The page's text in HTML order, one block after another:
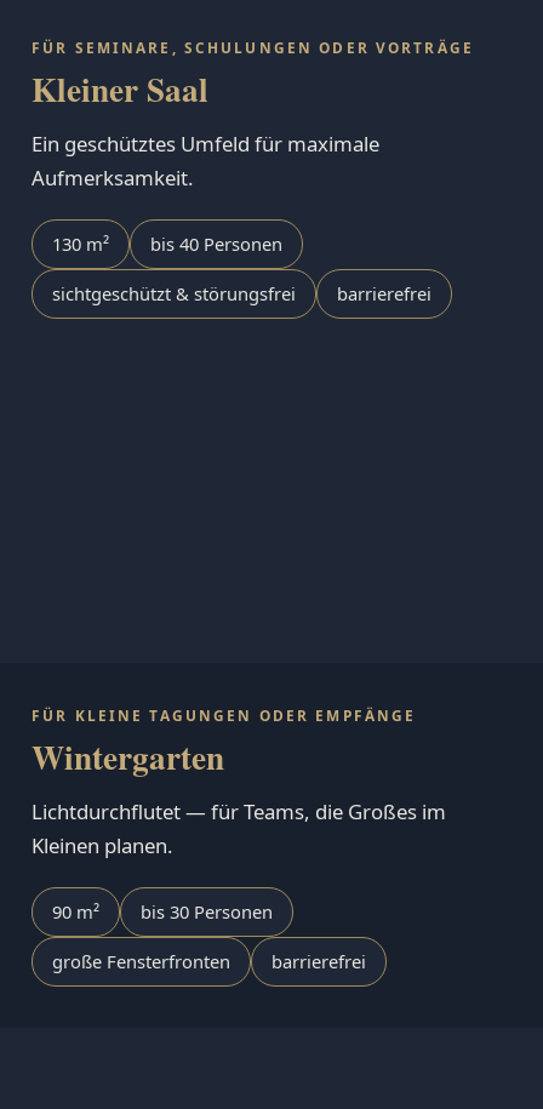
FÜR SEMINARE, SCHULUNGEN ODER VORTRÄGE
Kleiner Saal
Ein geschütztes Umfeld für maximale
Aufmerksamkeit.
130 m² bis 40 Personen
sichtgeschützt & störungsfrei barrierefrei
FÜR KLEINE TAGUNGEN ODER EMPFÄNGE
Wintergarten
Lichtdurchflutet — für Teams, die Großes im
Kleinen planen.
90 m² bis 30 Personen
große Fensterfronten barrierefrei